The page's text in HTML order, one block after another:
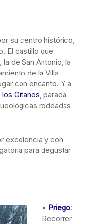
su centro histórico,
El castillo que
de San Antonio, la
de la Villa…
con encanto. Y a
los Gitanos, parada
rodeadas
excelencia y con
para degustar
• Priego:
Recorrer